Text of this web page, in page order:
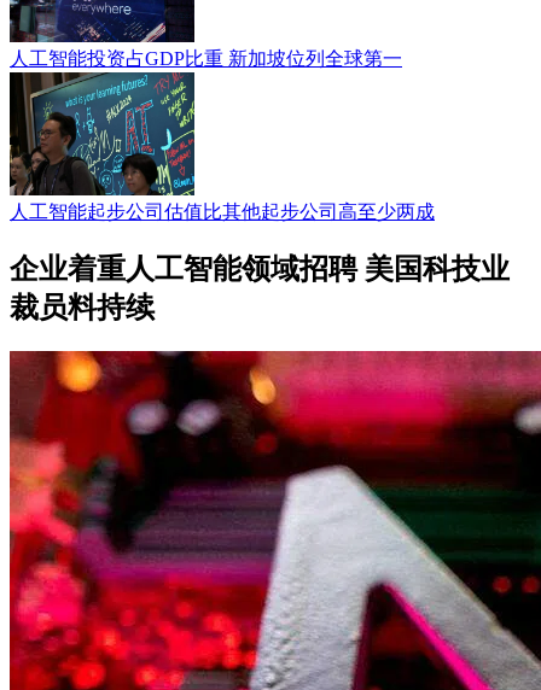
人工智能投资占GDP比重 新加坡位列全球第一
人工智能起步公司估值比其他起步公司高至少两成
企业着重人工智能领域招聘 美国科技业
裁员料持续